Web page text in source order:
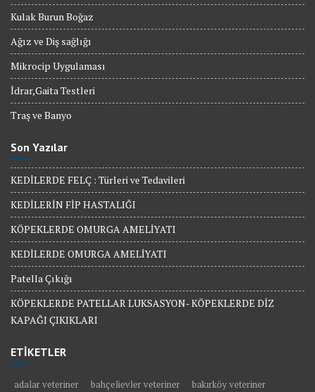
Kulak Burun Boğaz
Ağız ve Diş sağlığı
Mikrocip Uygulaması
İdrar,Gaita Testleri
Traş ve Banyo
Son Yazılar
KEDİLERDE FELÇ : Türleri ve Tedavileri
KEDİLERİN FİP HASTALIĞI
KÖPEKLERDE OMURGA AMELİYATI
KEDİLERDE OMURGA AMELİYATI
Patella Çıkığı
KÖPEKLERDE PATELLAR LUKSASYON- KÖPEKLERDE DİZ
KAPAĞI ÇIKIKLARI
ETİKETLER
adalar veteriner bahçelievler veteriner bakırköy veteriner